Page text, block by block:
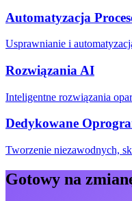
Automatyzacja
Usprawnianie i
Rozwiązania AI
Inteligentne rozwiązania
Dedykowane
Tworzenie niezawodnych,
Gotowy na